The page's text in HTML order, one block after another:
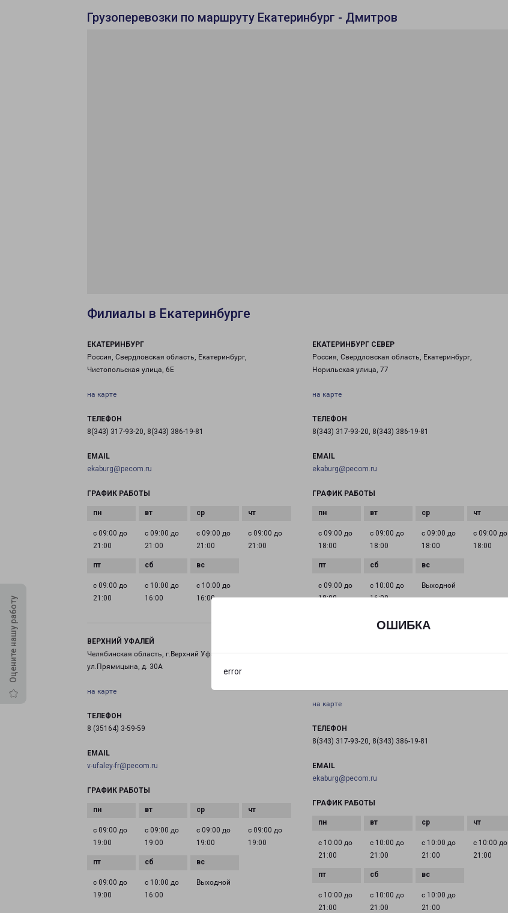
ОШИБКА
error
Оцените нашу работу
Грузоперевозки по маршруту Екатеринбург - Дмитров
Филиалы в Екатеринбурге
ЕКАТЕРИНБУРГ
Россия, Свердловская область, Екатеринбург,
Чистопольская улица, 6Е
на карте
ТЕЛЕФОН
8(343) 317-93-20, 8(343) 386-19-81
EMAIL
ekaburg@pecom.ru
ГРАФИК РАБОТЫ
с 09:00 до
21:00
с 09:00 до
21:00
с 09:00 до
21:00
с 09:00 до
21:00
с 09:00 до
21:00
с 10:00 до
16:00
с 10:00 до
16:00
ЕКАТЕРИНБУРГ СЕВЕР
Россия, Свердловская область, Екатеринбург,
Норильская улица, 77
на карте
ТЕЛЕФОН
8(343) 317-93-20, 8(343) 386-19-81
EMAIL
ekaburg@pecom.ru
ГРАФИК РАБОТЫ
с 09:00 до
18:00
с 09:00 до
18:00
с 09:00 до
18:00
с 09:00 до
18:00
с 09:00 до
18:00
с 10:00 до
16:00
Выходной
ВЕРХНИЙ УФАЛЕЙ
Челябинская область, г.Верхний Уфалей,
ул.Прямицына, д. 30А
на карте
ТЕЛЕФОН
8 (35164) 3-59-59
EMAIL
v-ufaley-fr@pecom.ru
ГРАФИК РАБОТЫ
с 09:00 до
19:00
с 09:00 до
19:00
с 09:00 до
19:00
с 09:00 до
19:00
с 09:00 до
19:00
с 10:00 до
16:00
Выходной
Россия, Свердловская область, город Екатеринбург,
на карте
ТЕЛЕФОН
8(343) 317-93-20, 8(343) 386-19-81
EMAIL
ekaburg@pecom.ru
ГРАФИК РАБОТЫ
с 10:00 до
21:00
с 10:00 до
21:00
с 10:00 до
21:00
с 10:00 до
21:00
с 10:00 до
21:00
с 10:00 до
21:00
с 10:00 до
21:00